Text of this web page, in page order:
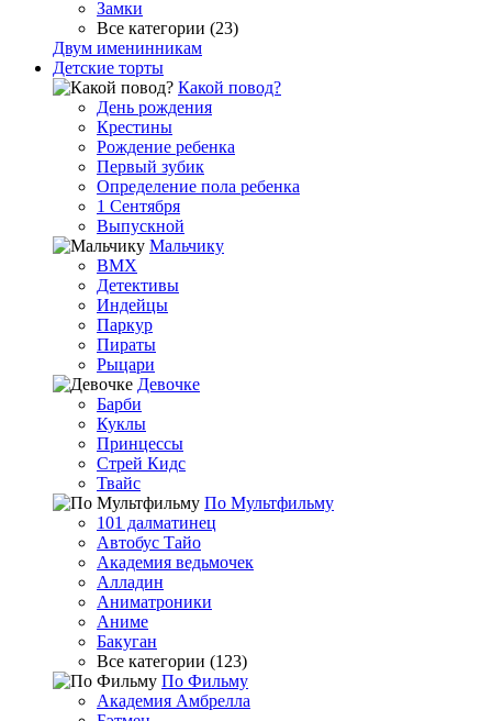
Замки
Все категории (23)
Двум именинникам
Детские торты
Какой повод?
День рождения
Крестины
Рождение ребенка
Первый зубик
Определение пола ребенка
1 Сентября
Выпускной
Мальчику
BMX
Детективы
Индейцы
Паркур
Пираты
Рыцари
Девочке
Барби
Куклы
Принцессы
Стрей Кидс
Твайс
По Мультфильму
101 далматинец
Автобус Тайо
Академия ведьмочек
Алладин
Аниматроники
Аниме
Бакуган
Все категории (123)
По Фильму
Академия Амбрелла